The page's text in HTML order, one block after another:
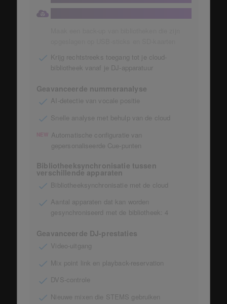
Krijg rechtstreeks toegang tot je cloud-
bibliotheek vanaf je DJ-apparatuur
Geavanceerde nummeranalyse
AI-detectie van vocale positie
Snelle analyse met behulp van de cloud
NEW Automatische configuratie van
gepersonaliseerde Cue-punten
Bibliotheeksynchronisatie tussen
verschillende apparaten
Bibliotheeksynchronisatie met de cloud
Aantal apparaten dat kan worden
gesynchroniseerd met de bibliotheek: 4
Geavanceerde DJ-prestaties
Video-uitgang
Mix point link en playback-reservation
DVS-controle
Nieuwe mixen die STEMS gebruiken